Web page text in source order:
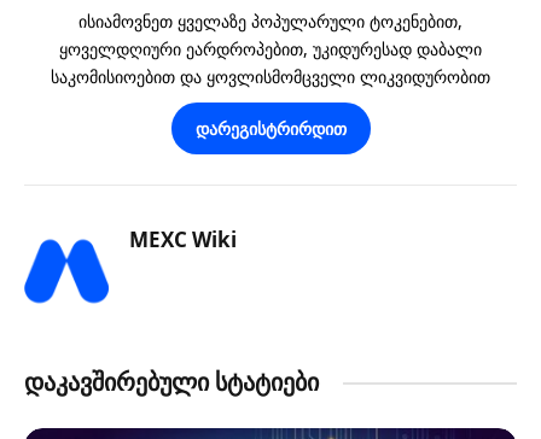
ისიამოვნეთ ყველაზე პოპულარული ტოკენებით,
ყოველდღიური ეარდროპებით, უკიდურესად დაბალი
საკომისიოებით და ყოვლისმომცველი ლიკვიდურობით
დარეგისტრირდით
MEXC Wiki
დაკავშირებული სტატიები